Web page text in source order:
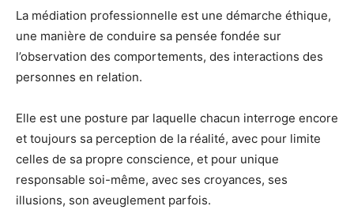
La médiation professionnelle est une démarche éthique,
une manière de conduire sa pensée fondée sur
l’observation des comportements, des interactions des
personnes en relation.
Elle est une posture par laquelle chacun interroge encore
et toujours sa perception de la réalité, avec pour limite
celles de sa propre conscience, et pour unique
responsable soi-même, avec ses croyances, ses
illusions, son aveuglement parfois.